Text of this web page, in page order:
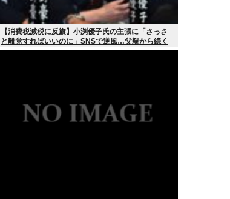
【消費税減税に反旗】小渕優子氏の主張に「さっさ
と離党すればいいのに」SNSで逆風…父親から続く
「消費税の系譜」とは